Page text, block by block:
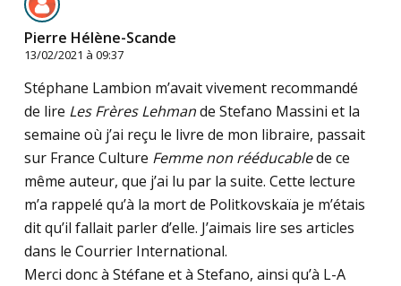
Pierre Hélène-Scande
13/02/2021 à 09:37
Stéphane Lambion m’avait vivement recommandé
de lire Les Frères Lehmande Stefano Massini et la
semaine où j’ai reçu le livre de mon libraire, passait
sur France Culture Femme non rééducablede ce
même auteur, que j’ai lu par la suite. Cette lecture
m’a rappelé qu’à la mort de Politkovskaïa je m’étais
dit qu’il fallait parler d’elle. J’aimais lire ses articles
dans le Courrier International.
Merci donc à Stéfane et à Stefano, ainsi qu’à L-A